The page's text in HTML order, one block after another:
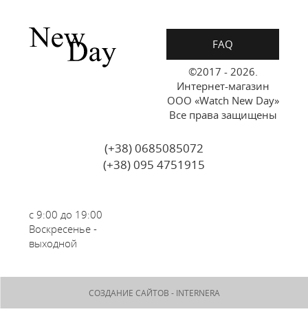
FAQ
©2017 - 2026.
Интернет-магазин
ООО «Watch New Day»
Все права защищены
(+38) 0685085072
(+38) 095 4751915
с 9:00 до 19:00
Воскресенье -
выходной
СОЗДАНИЕ САЙТОВ - INTERNERA